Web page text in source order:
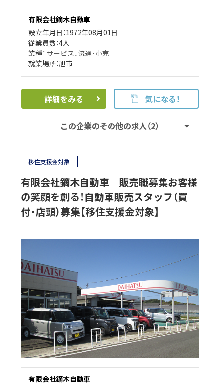
有限会社鏑木自動車
設立年月日：1972年08月01日
従業員数：4人
業種： サービス、流通・小売
就業場所：旭市
詳細をみる 気になる！
この企業のその他の求人（2）
移住支援金対象
有限会社鏑木自動車 販売職募集お客様
の笑顔を創る！自動車販売スタッフ（買
付・店頭）募集【移住支援金対象】
有限会社鏑木自動車